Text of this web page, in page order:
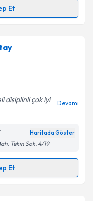
Gönder
Et
takvimi talebi
almanız için bir
bilgilendireceğiz.
ilişkin
Aydınlatma
belirtilen
ediyorum.
disiplinli çok iyi
Devamı
Haritada Göster
Tekin Sok. 4/19
Et